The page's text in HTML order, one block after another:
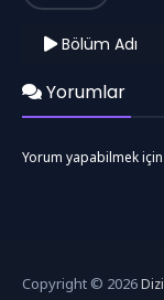
Bölüm Adı
Yorumlar
Yorum yapabilmek için
Copyright © 2026